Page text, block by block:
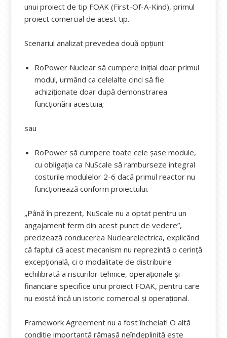
unui proiect de tip FOAK (First-Of-A-Kind), primul
proiect comercial de acest tip.
Scenariul analizat prevedea două opțiuni:
RoPower Nuclear să cumpere inițial doar primul
modul, urmând ca celelalte cinci să fie
achiziționate doar după demonstrarea
funcționării acestuia;
sau
RoPower să cumpere toate cele șase module,
cu obligația ca NuScale să ramburseze integral
costurile modulelor 2-6 dacă primul reactor nu
funcționează conform proiectului.
„Până în prezent, NuScale nu a optat pentru un
angajament ferm din acest punct de vedere”,
precizează conducerea Nuclearelectrica, explicând
că faptul că acest mecanism nu reprezintă o cerință
excepțională, ci o modalitate de distribuire
echilibrată a riscurilor tehnice, operaționale și
financiare specifice unui proiect FOAK, pentru care
nu există încă un istoric comercial și operațional.
Framework Agreement nu a fost încheiat! O altă
condiție importantă rămasă neîndeplinită este